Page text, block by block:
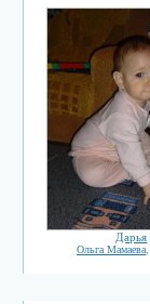
Дарья
Ольга Мамаева